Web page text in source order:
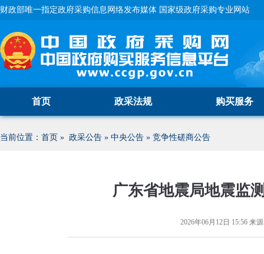
财政部唯一指定政府采购信息网络发布媒体 国家级政府采购专业网站
首页 政采法规 购买服务
当前位置： 首页 » 政采公告 » 中央公告 » 竞争性磋商公告
广东省地震局地震监
2026年06月12日 15:56 来